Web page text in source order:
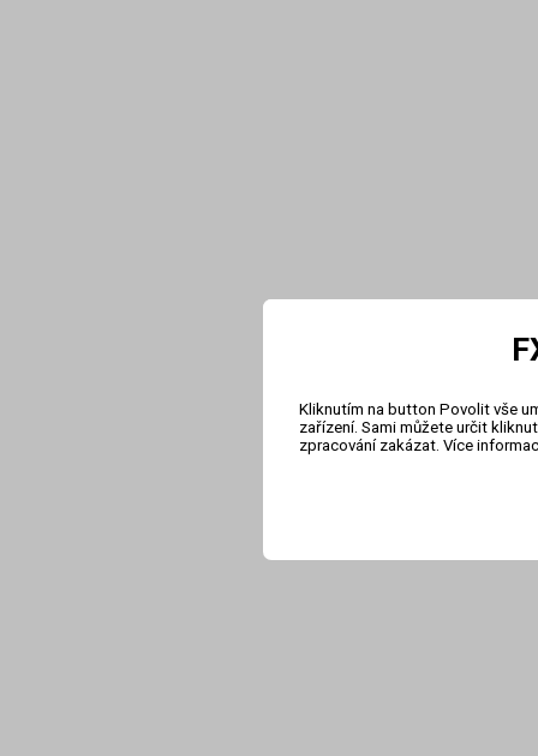
Kliknutím na button Povolit vše
zařízení. Sami můžete určit
zpracování zakázat. Více